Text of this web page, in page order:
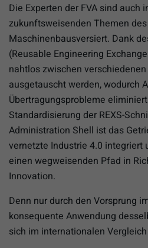
Die Experten der FVA sind auch
zukunftsweisenden Themen
Maschinenbausversiert. Dank
(Reusable Engineering
nahtlos zwischen
ausgetauscht werden, wodurch
Übertragungsprobleme
Standardisierung der REXS-
Administration Shell ist das
vernetzte Industrie 4.0 integriert
einen wegweisenden Pfad in
Innovation.
Denn nur durch den Vorsprung
konsequente Anwendung
sich im internationalen